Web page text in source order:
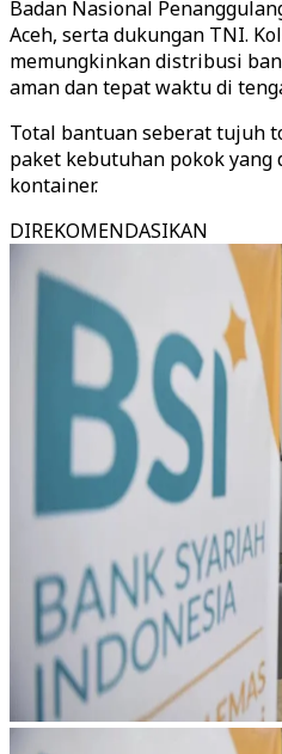
Badan Nasional
Aceh, serta dukungan TNI.
memungkinkan distribusi
aman dan tepat waktu di
Total bantuan seberat tujuh
paket kebutuhan pokok yang
kontainer.
DIREKOMENDASIKAN